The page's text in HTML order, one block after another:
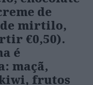
de
de mirtilo,
€0,50).
é
maçã,
frutos